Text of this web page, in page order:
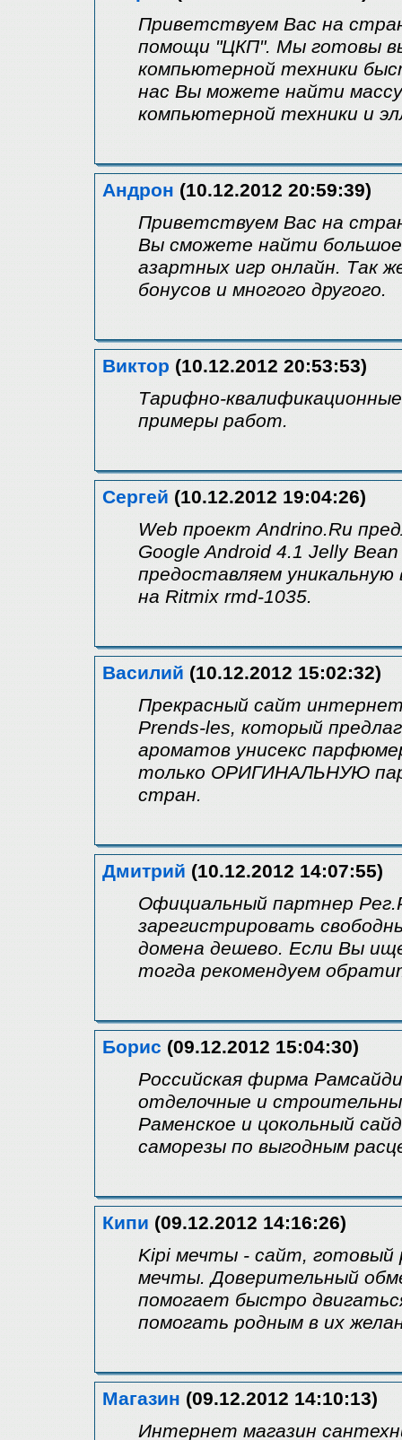
Приветствуем Вас на
помощи "ЦКП". Мы готовы
компьютерной техники
нас Вы можете найти
компьютерной техники и
Андрон (10.12.2012 20:59:39)
Приветствуем Вас на
Вы сможете найти
азартных игр онлайн. Так
бонусов и многого другого.
Виктор (10.12.2012 20:53:53)
Тарифно-
примеры работ.
Сергей (10.12.2012 19:04:26)
Web проект Andrino.Ru
Google Android 4.1 Jelly
предоставляем
на Ritmix rmd-1035.
Василий (10.12.2012 15:02:32)
Прекрасный сайт
Prends-les, который
ароматов унисекс
только ОРИГИНАЛЬНУЮ
стран.
Дмитрий (10.12.2012 14:07:55)
Официальный партнер
зарегистрировать
домена дешево. Если Вы
тогда рекомендуем
Борис (09.12.2012 15:04:30)
Российская фирма
отделочные и
Раменское и цокольный
саморезы по выгодным
Кипи (09.12.2012 14:16:26)
Kipi мечты - сайт, готовый
мечты. Доверительный
помогает быстро
помогать родным в их
Магазин (09.12.2012 14:10:13)
Интернет магазин